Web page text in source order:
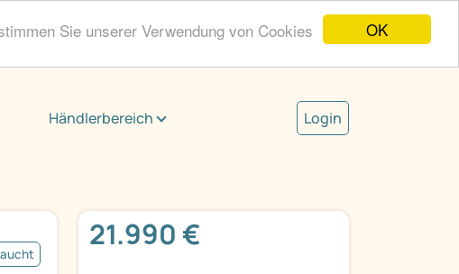
OK
Sie unserer Verwendung von Cookies
Händlerbereich Login
21.990 €